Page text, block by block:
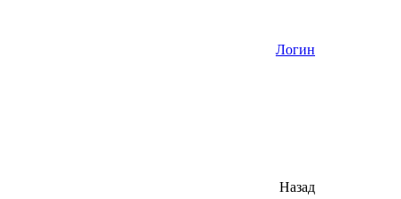
Логин
Назад